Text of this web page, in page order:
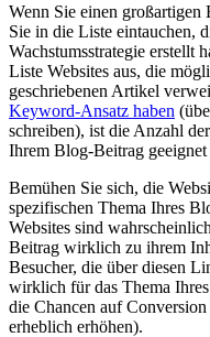
Wenn Sie einen großartigen
Sie in die Liste eintauchen,
Wachstumsstrategie erstellt
Liste Websites aus, die
geschriebenen Artikel
Keyword-Ansatz haben
schreiben), ist die Anzahl
Ihrem Blog-Beitrag
Bemühen Sie sich, die
spezifischen Thema Ihres
Websites sind
Beitrag wirklich zu ihrem
Besucher, die über diesen
wirklich für das Thema
die Chancen auf
erheblich erhöhen).